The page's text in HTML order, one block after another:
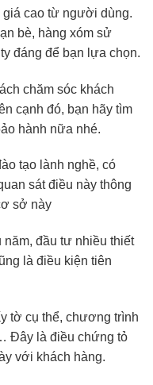
cao từ người dùng.
bè, hàng xóm sử
đáng để bạn lựa chọn.
chăm sóc khách
cạnh đó, bạn hãy tìm
hành nữa nhé.
tạo lành nghề, có
sát điều này thông
sở này
đầu tư nhiều thiết
là điều kiện tiên
tờ cụ thể, chương trình
Đây là điều chứng tỏ
với khách hàng.